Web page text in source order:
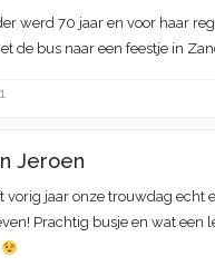
werd 70 jaar en voor haar
de bus naar een feestje in
Jeroen
vorig jaar onze trouwdag echt
Prachtig busje en wat een